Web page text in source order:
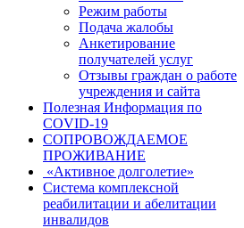
Режим работы
Подача жалобы
Анкетирование
получателей услуг
Отзывы граждан о работе
учреждения и сайта
Полезная Информация по
COVID-19
СОПРОВОЖДАЕМОЕ
ПРОЖИВАНИЕ
«Активное долголетие»
Система комплексной
реабилитации и абелитации
инвалидов